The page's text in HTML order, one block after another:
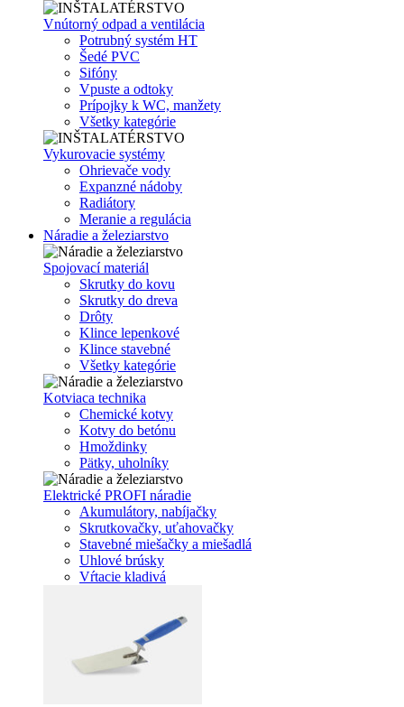
Vnútorný odpad a ventilácia
Potrubný systém HT
Šedé PVC
Sifóny
Vpuste a odtoky
Prípojky k WC, manžety
Všetky kategórie
Vykurovacie systémy
Ohrievače vody
Expanzné nádoby
Radiátory
Meranie a regulácia
Náradie a železiarstvo
Spojovací materiál
Skrutky do kovu
Skrutky do dreva
Drôty
Klince lepenkové
Klince stavebné
Všetky kategórie
Kotviaca technika
Chemické kotvy
Kotvy do betónu
Hmoždinky
Pätky, uholníky
Elektrické PROFI náradie
Akumulátory, nabíjačky
Skrutkovačky, uťahovačky
Stavebné miešačky a miešadlá
Uhlové brúsky
Vŕtacie kladivá